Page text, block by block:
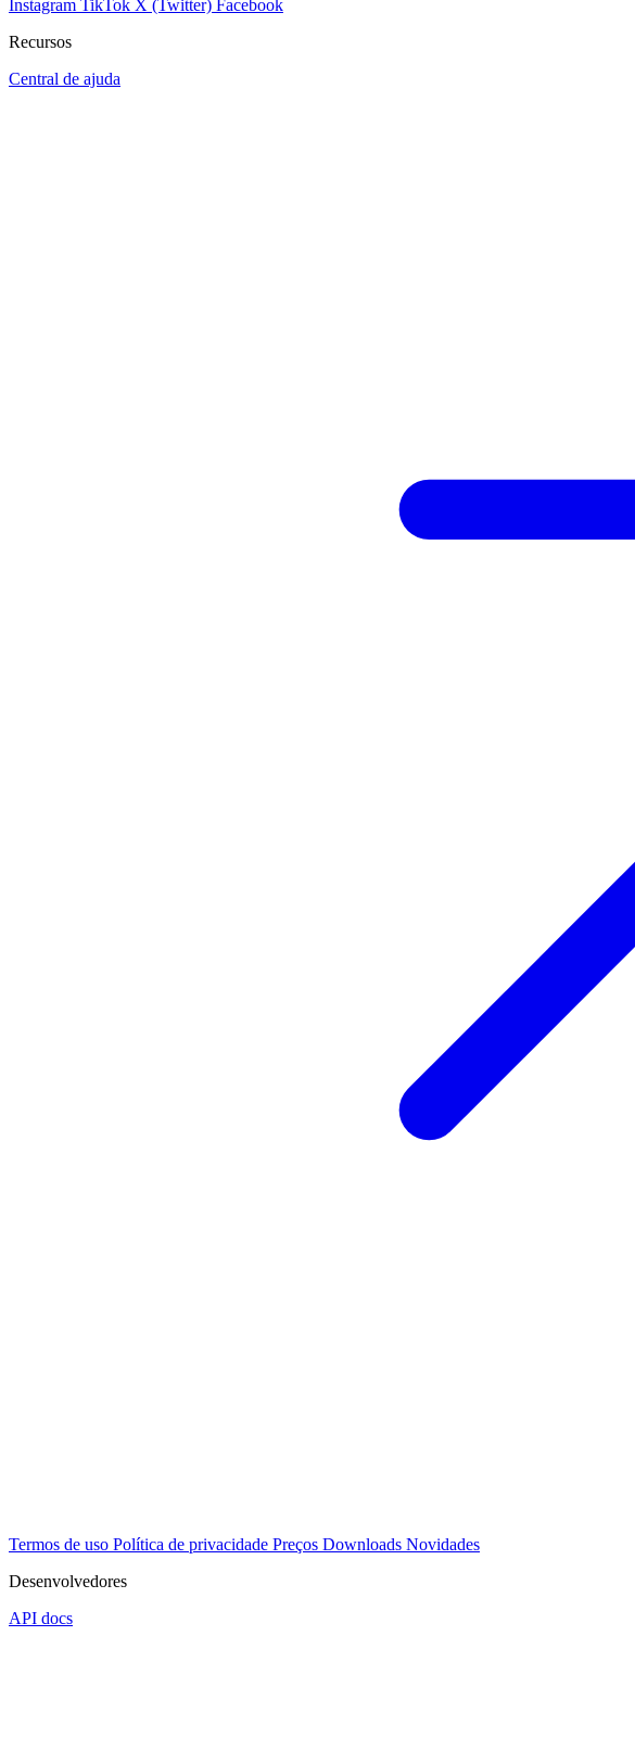
Instagram TikTok X (Twitter) Facebook
Recursos
Central de ajuda
Termos de uso Política de privacidade Preços Downloads Novidades
Desenvolvedores
API docs